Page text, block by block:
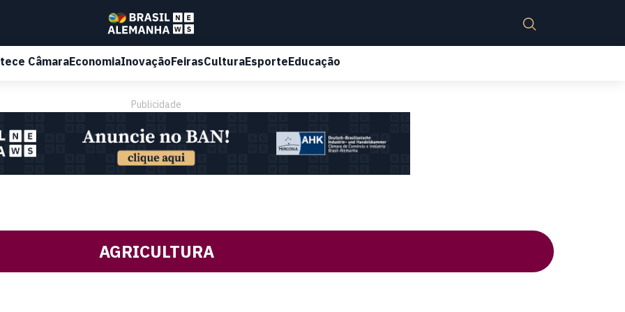
CâmaraEconomiaInovaçãoFeirasCulturaEsporteEducação
Publicidade
AGRICULTURA